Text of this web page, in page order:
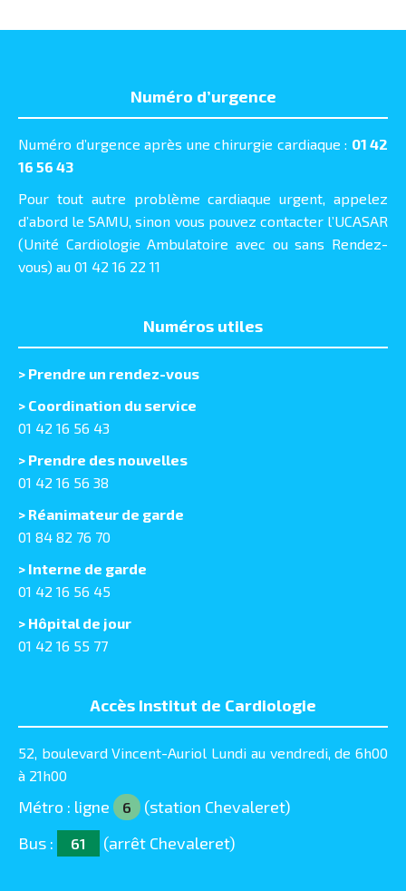
Numéro d’urgence
Numéro d’urgence après une chirurgie cardiaque : 01 42
16 56 43
Pour tout autre problème cardiaque urgent, appelez
d’abord le SAMU, sinon vous pouvez contacter l’UCASAR
(Unité Cardiologie Ambulatoire avec ou sans Rendez-
vous) au 01 42 16 22 11
Numéros utiles
> Prendre un rendez-vous
> Coordination du service
01 42 16 56 43
> Prendre des nouvelles
01 42 16 56 38
> Réanimateur de garde
01 84 82 76 70
> Interne de garde
01 42 16 56 45
> Hôpital de jour
01 42 16 55 77
Accès Institut de Cardiologie
52, boulevard Vincent-Auriol Lundi au vendredi, de 6h00
à 21h00
Métro : ligne 6
(station Chevaleret)
Bus :
61 (arrêt Chevaleret)